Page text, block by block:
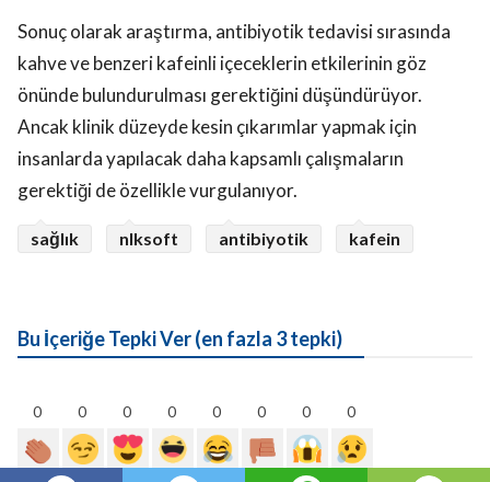
Sonuç olarak araştırma, antibiyotik tedavisi sırasında
kahve ve benzeri kafeinli içeceklerin etkilerinin göz
önünde bulundurulması gerektiğini düşündürüyor.
Ancak klinik düzeyde kesin çıkarımlar yapmak için
insanlarda yapılacak daha kapsamlı çalışmaların
gerektiği de özellikle vurgulanıyor.
sağlık nlksoft antibiyotik kafein
Bu İçeriğe Tepki Ver (en fazla 3 tepki)
0 0 0 0 0 0 0 0